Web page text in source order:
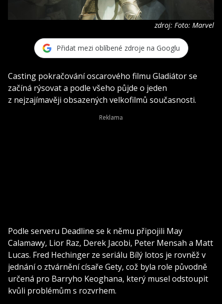
zdroj: Foto: Marvel
Přidat mezi oblíbené zdroje na Googlu
Casting pokračování oscarového filmu Gladiátor se
začíná rýsovat a podle všeho půjde o jeden
z nejzajímavěji obsazených velkofilmů současnosti.
Podle serveru Deadline se k němu připojili May
Calamawy, Lior Raz, Derek Jacobi, Peter Mensah a Matt
Lucas. Fred Hechinger ze seriálu Bílý lotos je rovněž v
jednání o ztvárnění císaře Gety, což byla role původně
určená pro Barryho Keoghana, který musel odstoupit
kvůli problémům s rozvrhem.